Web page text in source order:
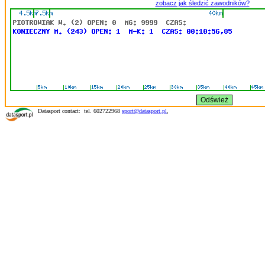
zobacz jak śledzić zawodników?
Datasport contact: tel. 602722968 sport@datasport.pl